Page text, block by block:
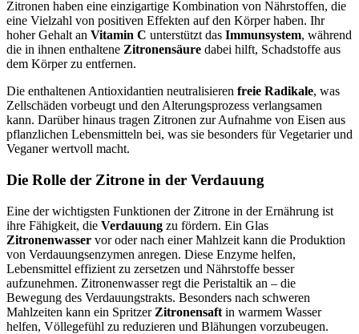
Zitronen haben eine einzigartige Kombination von Nährstoffen, die
eine Vielzahl von positiven Effekten auf den Körper haben. Ihr
hoher Gehalt an Vitamin C unterstützt das Immunsystem, während
die in ihnen enthaltene Zitronensäure dabei hilft, Schadstoffe aus
dem Körper zu entfernen.
Die enthaltenen Antioxidantien neutralisieren freie Radikale, was
Zellschäden vorbeugt und den Alterungsprozess verlangsamen
kann. Darüber hinaus tragen Zitronen zur Aufnahme von Eisen aus
pflanzlichen Lebensmitteln bei, was sie besonders für Vegetarier und
Veganer wertvoll macht.
Die Rolle der Zitrone in der Verdauung
Eine der wichtigsten Funktionen der Zitrone in der Ernährung ist
ihre Fähigkeit, die Verdauung zu fördern. Ein Glas
Zitronenwasser vor oder nach einer Mahlzeit kann die Produktion
von Verdauungsenzymen anregen. Diese Enzyme helfen,
Lebensmittel effizient zu zersetzen und Nährstoffe besser
aufzunehmen. Zitronenwasser regt die Peristaltik an – die
Bewegung des Verdauungstrakts. Besonders nach schweren
Mahlzeiten kann ein Spritzer Zitronensaft in warmem Wasser
helfen, Völlegefühl zu reduzieren und Blähungen vorzubeugen.